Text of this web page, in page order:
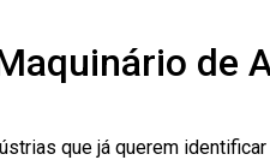
de
que já querem